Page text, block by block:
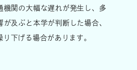
機関の大幅な遅れが発生し、多
が及ぶと本学が判断した場合、
下げる場合があります。